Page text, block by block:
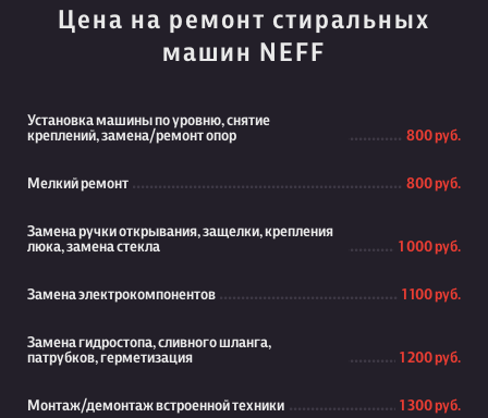
Цена на ремонт стиральных
машин NEFF
Установка машины по уровню, снятие
креплений, замена/ремонт опор
800 руб.
Мелкий ремонт 800 руб.
Замена ручки открывания, защелки, крепления
люка, замена стекла
1 000 руб.
Замена электрокомпонентов 1 100 руб.
Замена гидростопа, сливного шланга,
патрубков, герметизация
1 200 руб.
Монтаж/демонтаж встроенной техники 1 300 руб.